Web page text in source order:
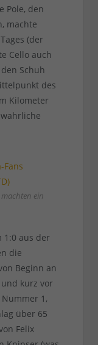
Pole, den
machte
(der
Cello auch
Schuh
des
Kilometer
machten ein
1:0 aus der
die
Beginn an
kurz vor
1,
über 65
Felix